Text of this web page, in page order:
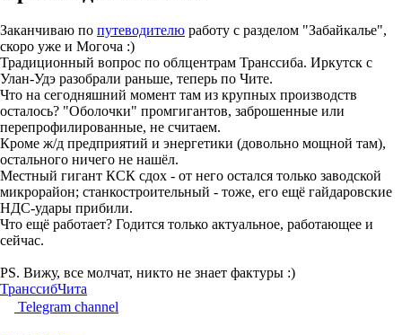
Заканчиваю по путеводителю работу с разделом "Забайкалье",
скоро уже и Могоча :)
Традиционный вопрос по облцентрам Транссиба. Иркутск с
Улан-Удэ разобрали раньше, теперь по Чите.
Что на сегодняшний момент там из крупных производств
осталось? "Оболочки" промгигантов, заброшенные или
перепрофилированные, не считаем.
Кроме ж/д предприятий и энергетики (довольно мощной там),
остального ничего не нашёл.
Местный гигант КСК сдох - от него остался только заводской
микрорайон; станкостроительный - тоже, его ещё гайдаровские
НДС-удары прибили.
Что ещё работает? Годится только актуальное, работающее и
сейчас.
PS. Вижу, все молчат, никто не знает фактуры :)
ТранссибЧита
Telegram channel